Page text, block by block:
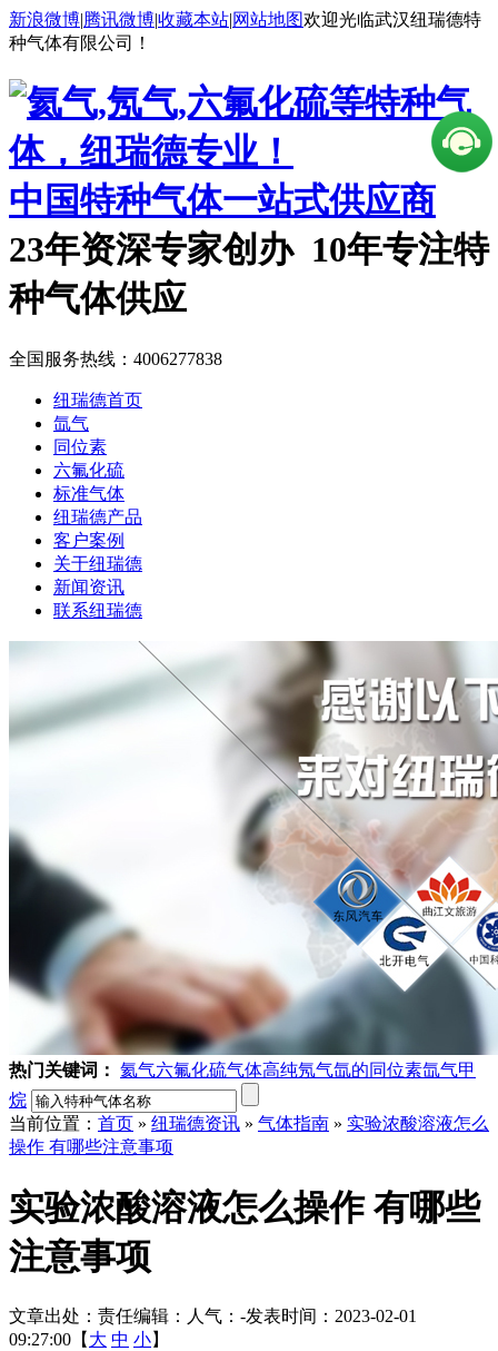
新浪微博|腾讯微博|收藏本站|网站地图欢迎光临武汉纽瑞德特
种气体有限公司！
中国特种气体一站式供应商
23年资深专家创办 10年专注特
种气体供应
全国服务热线： 4006277838
纽瑞德首页
氙气
同位素
六氟化硫
标准气体
纽瑞德产品
客户案例
关于纽瑞德
新闻资讯
联系纽瑞德
热门关键词： 氦气六氟化硫气体高纯氖气氙的同位素氙气甲
烷
当前位置： 首页 » 纽瑞德资讯 » 气体指南 » 实验浓酸溶液怎么
操作 有哪些注意事项
实验浓酸溶液怎么操作 有哪些
注意事项
文章出处： 责任编辑： 人气： -发表时间：2023-02-01
09:27:00【 大 中 小】